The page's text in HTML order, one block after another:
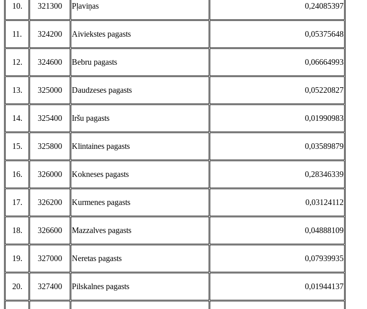
10. 321300 Pļaviņas 0,24085397
11. 324200 Aiviekstes pagasts 0,05375648
12. 324600 Bebru pagasts 0,06664993
13. 325000 Daudzeses pagasts 0,05220827
14. 325400 Iršu pagasts 0,01990983
15. 325800 Klintaines pagasts 0,03589879
16. 326000 Kokneses pagasts 0,28346339
17. 326200 Kurmenes pagasts 0,03124112
18. 326600 Mazzalves pagasts 0,04888109
19. 327000 Neretas pagasts 0,07939935
20. 327400 Pilskalnes pagasts 0,01944137